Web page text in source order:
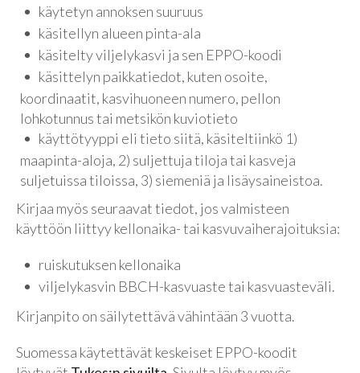
käytetyn annoksen suuruus
käsitellyn alueen pinta-ala
käsitelty viljelykasvi ja sen EPPO-koodi
käsittelyn paikkatiedot, kuten osoite,
koordinaatit, kasvihuoneen numero, pellon
lohkotunnus tai metsikön kuviotieto
käyttötyyppi eli tieto siitä, käsiteltiinkö 1)
maapinta-aloja, 2) suljettuja tiloja tai kasveja
suljetuissa tiloissa, 3) siemeniä ja lisäysaineistoa.
Kirjaa myös seuraavat tiedot, jos valmisteen
käyttöön liittyy kellonaika- tai kasvuvaiherajoituksia:
ruiskutuksen kellonaika
viljelykasvin BBCH-kasvuaste tai kasvuasteväli.
Kirjanpito on säilytettävä vähintään 3 vuotta.
Suomessa käytettävät keskeiset EPPO-koodit